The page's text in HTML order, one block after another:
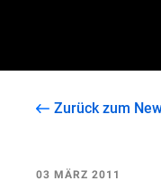
Zurück zum
03 MÄRZ 2011